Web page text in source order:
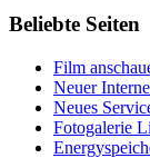
Beliebte Seiten
Film
Neuer
Neues
Fotogalerie